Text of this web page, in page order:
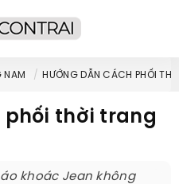
NAM HƯỚNG DẪN CÁCH PHỐI
phối thời trang
khoác Jean không